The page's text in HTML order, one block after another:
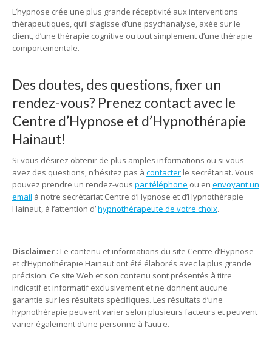
L’hypnose crée une plus grande réceptivité aux interventions
thérapeutiques, qu’il s’agisse d’une psychanalyse, axée sur le
client, d’une thérapie cognitive ou tout simplement d’une thérapie
comportementale.
Des doutes, des questions, fixer un
rendez-vous? Prenez contact avec le
Centre d’Hypnose et d’Hypnothérapie
Hainaut!
Si vous désirez obtenir de plus amples informations ou si vous
avez des questions, n’hésitez pas à contacter le secrétariat. Vous
pouvez prendre un rendez-vous par téléphone ou en envoyant un
email à notre secrétariat Centre d’Hypnose et d’Hypnothérapie
Hainaut, à l’attention d’hypnothérapeute de votre choix.
Disclaimer : Le contenu et informations du site Centre d’Hypnose
et d’Hypnothérapie Hainaut ont été élaborés avec la plus grande
précision. Ce site Web et son contenu sont présentés à titre
indicatif et informatif exclusivement et ne donnent aucune
garantie sur les résultats spécifiques. Les résultats d’une
hypnothérapie peuvent varier selon plusieurs facteurs et peuvent
varier également d’une personne à l’autre.